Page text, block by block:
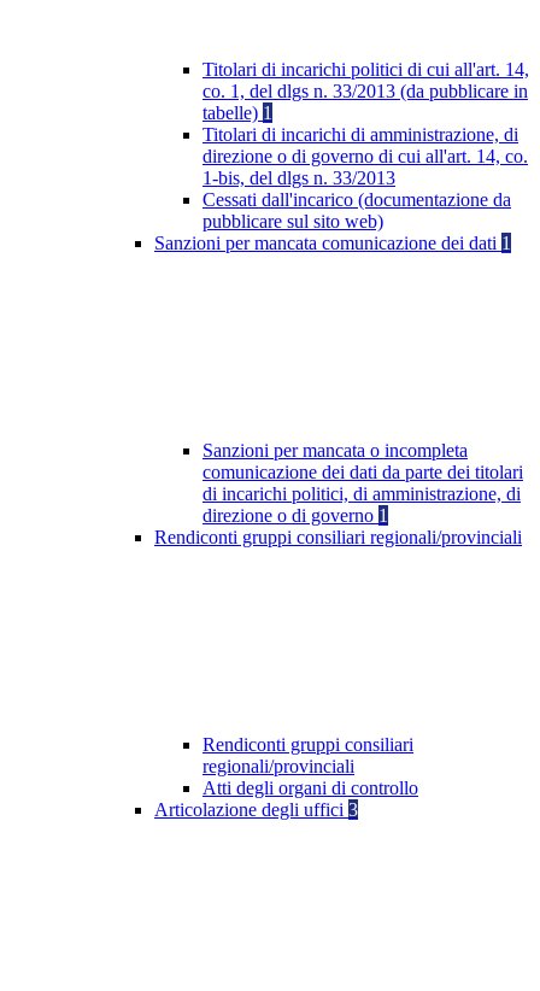
Titolari di incarichi politici di cui all'art. 14,
co. 1, del dlgs n. 33/2013 (da pubblicare in
tabelle) 1
Titolari di incarichi di amministrazione, di
direzione o di governo di cui all'art. 14, co.
1-bis, del dlgs n. 33/2013
Cessati dall'incarico (documentazione da
pubblicare sul sito web)
Sanzioni per mancata comunicazione dei dati 1
Sanzioni per mancata o incompleta
comunicazione dei dati da parte dei titolari
di incarichi politici, di amministrazione, di
direzione o di governo 1
Rendiconti gruppi consiliari regionali/provinciali
Rendiconti gruppi consiliari
regionali/provinciali
Atti degli organi di controllo
Articolazione degli uffici 3